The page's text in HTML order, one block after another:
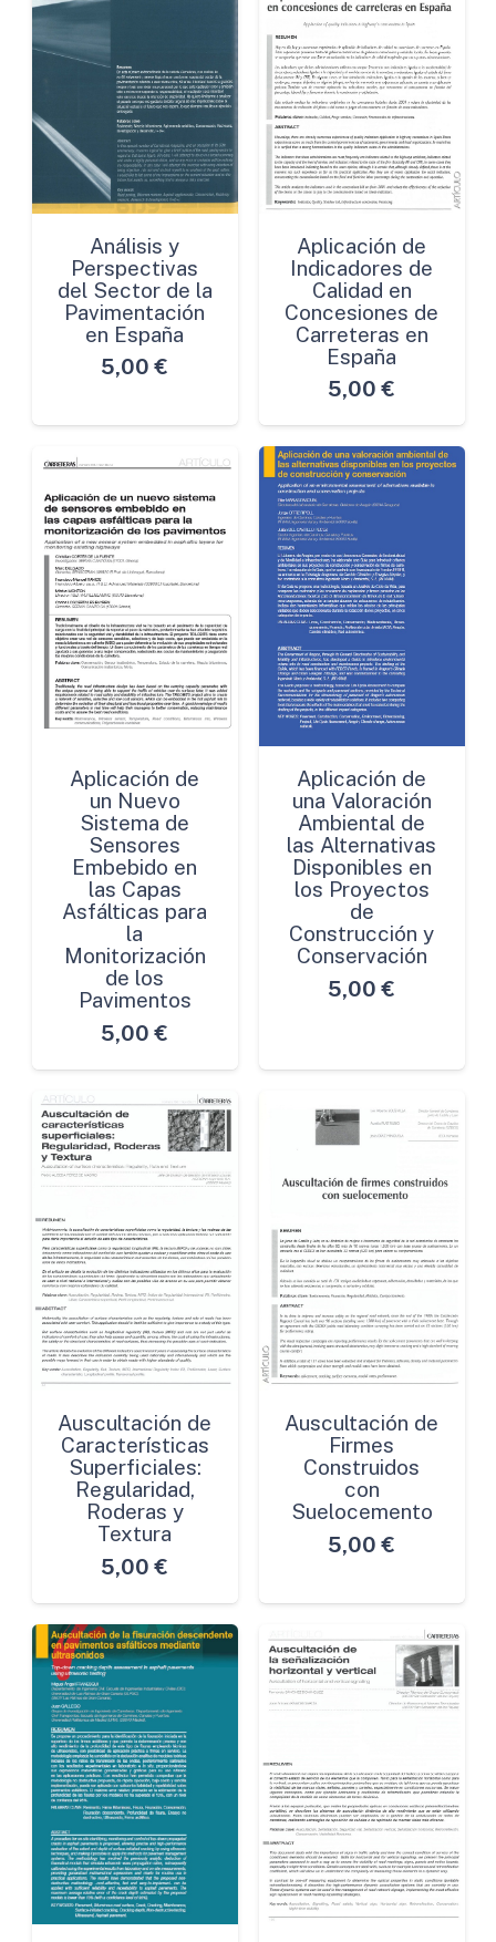
Análisis y
Perspectivas
del Sector de la
Pavimentación
en España
5,00 €
Aplicación de
Indicadores de
Calidad en
Concesiones de
Carreteras en
España
5,00 €
Aplicación de
un Nuevo
Sistema de
Sensores
Embebido en
las Capas
Asfálticas para
la
Monitorización
de los
Pavimentos
5,00 €
Aplicación de
una Valoración
Ambiental de
las Alternativas
Disponibles en
los Proyectos
de
Construcción y
Conservación
5,00 €
Auscultación de
Características
Superficiales:
Regularidad,
Roderas y
Textura
5,00 €
Auscultación de
Firmes
Construidos
con
Suelocemento
5,00 €